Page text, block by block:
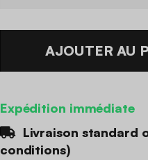
AJOUTER AU
Expédition immédiate
Livraison standard
conditions)